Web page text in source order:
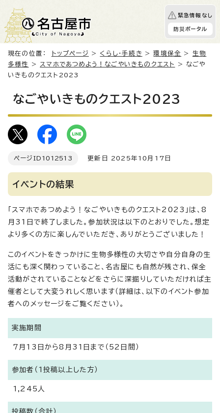
緊急情報なし
防災ポータル
現在の位置： トップページ > くらし・手続き >環境保全 > 生物
多様性
> スマホであつめよう！なごやいきものクエスト
> なごや
いきものクエスト2023
なごやいきものクエスト2023
ページID 1012513 更新日 2025年10月17日
イベントの結果
「スマホであつめよう！なごやいきものクエスト2023」は、8
月31日で終了しました。参加状況は以下のとおりでした。想定
より多くの方に楽しんでいただき、ありがとうございました！
このイベントをきっかけに生物多様性の大切さや自分自身の生
活にも深く関わっていること、名古屋にも自然が残され、保全
活動がされていることなどをさらに深掘りしていただければ主
催者として大変うれしく思います（詳細は、以下のイベント参加
者へのメッセージをご覧ください）。
実施期間
7月13日から8月31日まで（52日間）
参加者（1投稿以上した方）
1,245人
投稿数（合計）